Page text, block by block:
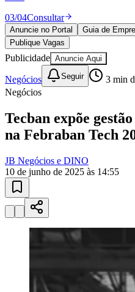
Vitória
Anuncie no Portal
Publique Vagas
Publicidade Anuncie Aqui
Negócios Seguir 3
Negócios
Tecban expõe
JB Negócios e DINO